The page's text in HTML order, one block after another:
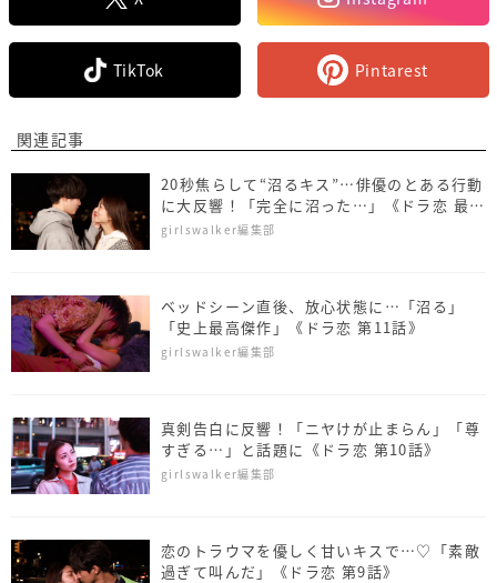
TikTok Pintarest
関連記事
20秒焦らして“沼るキス”…俳優のとある行動
に大反響！「完全に沼った…」《ドラ恋 最終
話》
girlswalker編集部
ベッドシーン直後、放心状態に…「沼る」
「史上最高傑作」《ドラ恋 第11話》
girlswalker編集部
真剣告白に反響！「ニヤけが止まらん」「尊
すぎる…」と話題に《ドラ恋 第10話》
girlswalker編集部
恋のトラウマを優しく甘いキスで…♡「素敵
過ぎて叫んだ」《ドラ恋 第9話》